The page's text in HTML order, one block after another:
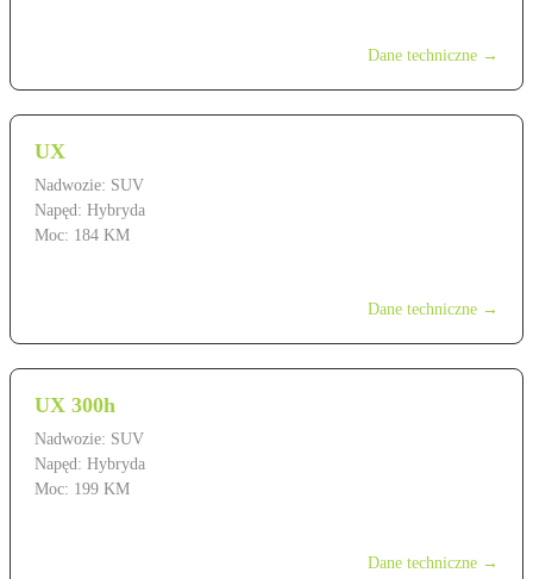
Dane techniczne →
UX
Nadwozie: SUV
Napęd: Hybryda
Moc: 184 KM
Dane techniczne →
UX 300h
Nadwozie: SUV
Napęd: Hybryda
Moc: 199 KM
Dane techniczne →